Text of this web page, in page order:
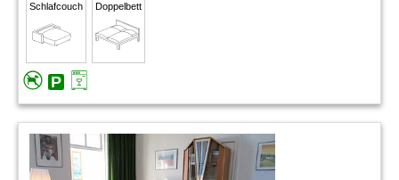
Schlafcouch Doppelbett